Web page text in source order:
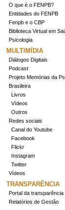
O que é o FENPB?
Entidades do FENPB
Fenpb e o CBP
Biblioteca Virtual em
Psicologia
MULTIMÍDIA
Diálogos Digitais
Podcast
Projeto Memórias da
Brasileira
Livros
Vídeos
Outros
Redes sociais
Canal do Youtube
Facebook
Flickr
Instagram
Twitter
Vídeos
TRANSPARÊNCIA
Portal da transparência
Relatórios de Gestão